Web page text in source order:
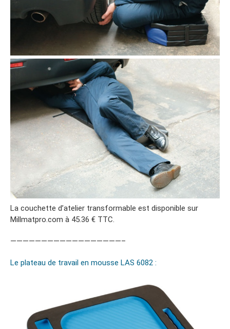
La couchette d’atelier transformable est disponible sur
Millmatpro.com à 45.36 € TTC.
——————————————————–
Le plateau de travail en mousse LAS 6082 :